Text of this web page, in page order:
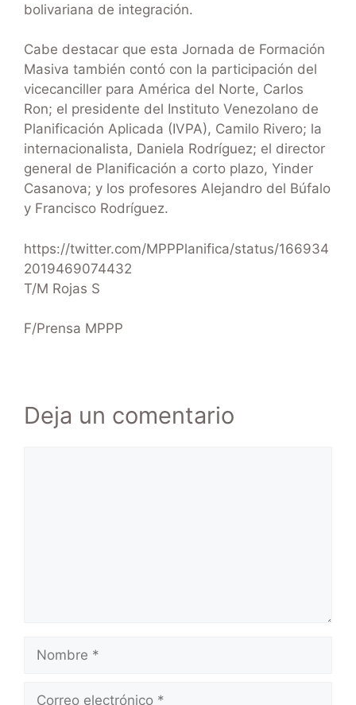
bolivariana de integración.
Cabe destacar que esta Jornada de Formación
Masiva también contó con la participación del
vicecanciller para América del Norte, Carlos
Ron; el presidente del Instituto Venezolano de
Planificación Aplicada (IVPA), Camilo Rivero; la
internacionalista, Daniela Rodríguez; el director
general de Planificación a corto plazo, Yinder
Casanova; y los profesores Alejandro del Búfalo
y Francisco Rodríguez.
https://twitter.com/MPPPlanifica/status/166934
2019469074432
T/M Rojas S
F/Prensa MPPP
Deja un comentario